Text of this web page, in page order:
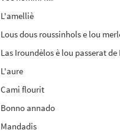
L'amelliè
Lous dous roussinhols e lou
Las Iroundèlos è lou passerat
L'aure
Cami flourit
Bonno annado
Mandadis